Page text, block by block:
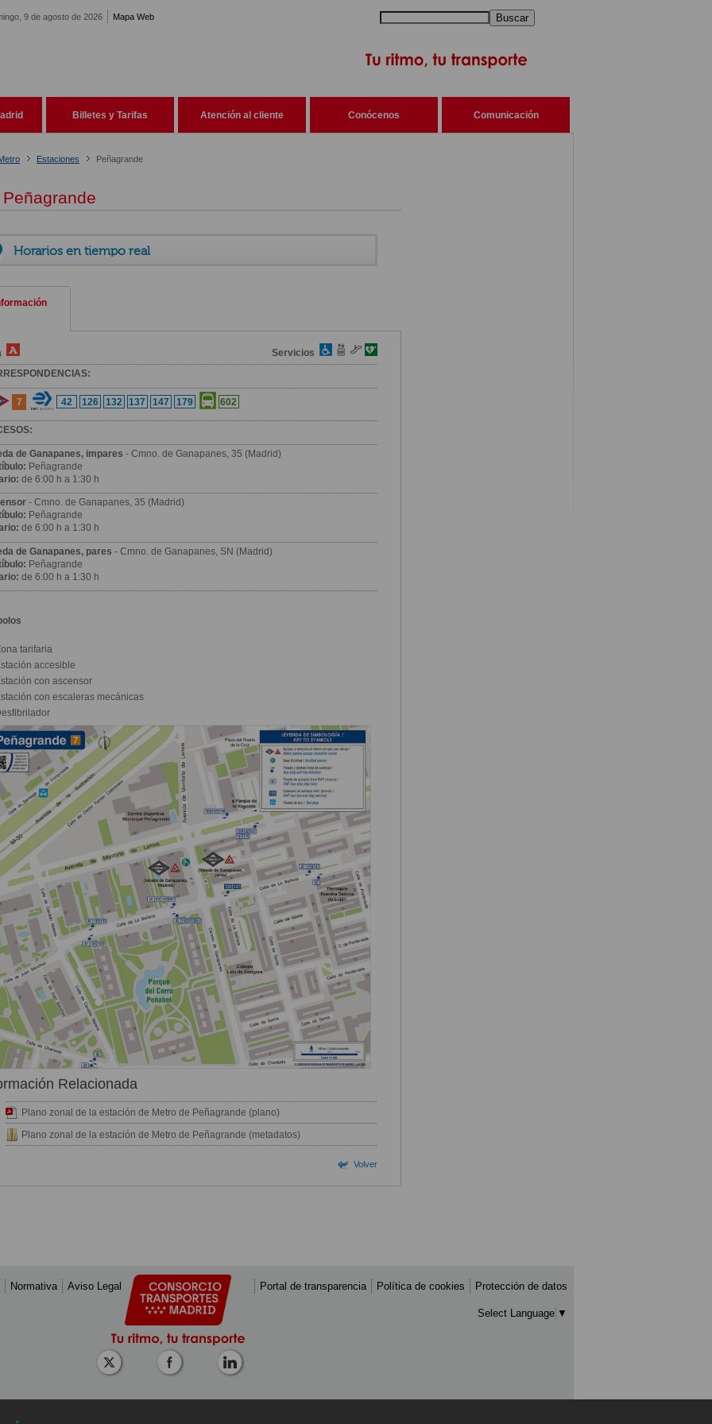
9 de agosto de 2026 Mapa Web Buscar
Billetes y Tarifas Atención al cliente Conócenos Comunicación
Estaciones Peñagrande
Horarios en tiempo real
Servicios
7 42 126 132 137 147 179 602
de Ganapanes, impares - Cmno. de Ganapanes, 35 (Madrid)
Peñagrande
de 6:00 h a 1:30 h
- Cmno. de Ganapanes, 35 (Madrid)
Peñagrande
de 6:00 h a 1:30 h
de Ganapanes, pares - Cmno. de Ganapanes, SN (Madrid)
Peñagrande
de 6:00 h a 1:30 h
tarifaria
accesible
con ascensor
con escaleras mecánicas
Relacionada
Plano zonal de la estación de Metro de Peñagrande (plano)
Plano zonal de la estación de Metro de Peñagrande (metadatos)
Volver
Normativa Aviso Legal Portal de transparencia Política de cookies Protección de datos
Select Language ▼